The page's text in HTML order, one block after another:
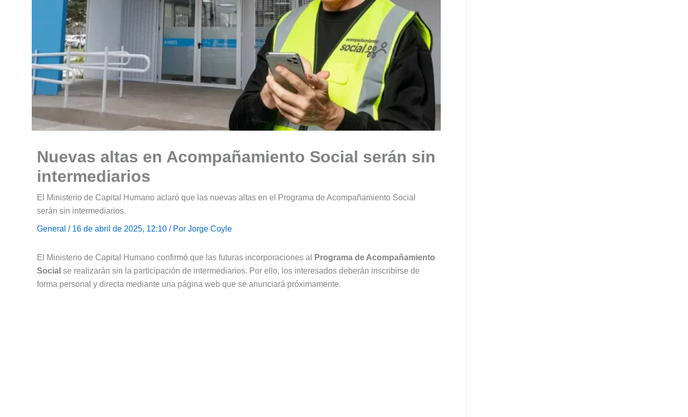
Nuevas altas en Acompañamiento Social serán sin
intermediarios
El Ministerio de Capital Humano aclaró que las nuevas altas en el Programa de Acompañamiento Social
serán sin intermediarios.
General / 16 de abril de 2025, 12:10 / Por Jorge Coyle
El Ministerio de Capital Humano confirmó que las futuras incorporaciones al
Programa de Acompañamiento
Social se realizarán sin la participación de intermediarios. Por ello, los interesados deberán inscribirse de
forma personal y directa mediante una página web que se anunciará próximamente.